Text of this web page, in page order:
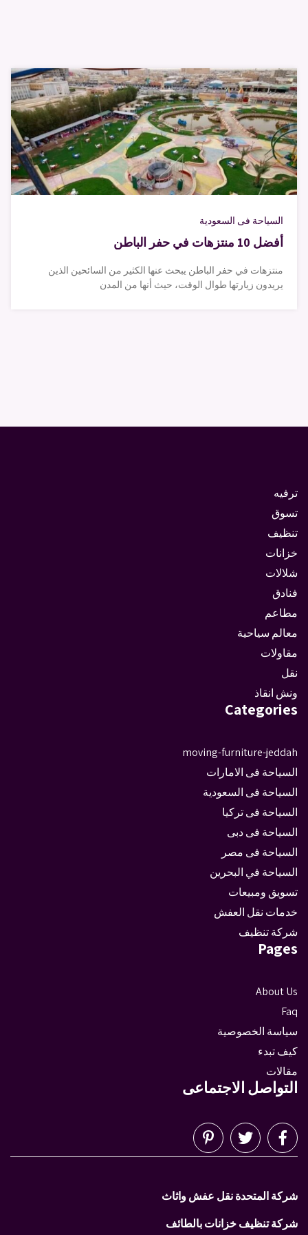
السياحة فى السعودية
أفضل 10 منتزهات في حفر الباطن
منتزهات في حفر الباطن يبحث عنها الكثير من السائحين الذين
يريدون زيارتها طوال الوقت، حيث أنها من المدن
ترفيه
تسوق
تنظيف
خزانات
شلالات
فنادق
مطاعم
معالم سياحية
مقاولات
نقل
ونش انقاذ
Categories
moving-furniture-jeddah
السياحة فى الامارات
السياحة فى السعودية
السياحة فى تركيا
السياحة فى دبى
السياحة فى مصر
السياحة في البحرين
تسويق ومبيعات
خدمات نقل العفش
شركة تنظيف
Pages
About Us
Faq
سياسة الخصوصية
كيف تبدء
مقالات
التواصل الاجتماعى
شركة المتحدة نقل عفش واثاث
شركة تنظيف خزانات بالطائف